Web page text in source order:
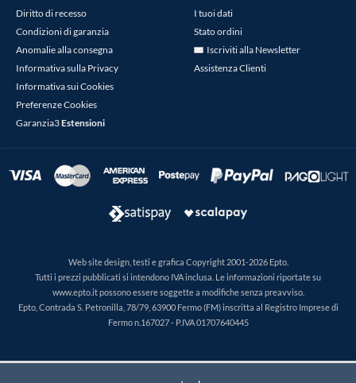
Diritto di recesso
Condizioni di garanzia
Anomalie alla consegna
Informativa sulla Privacy
Informativa sui Cookies
Preferenze Cookies
Garanzia3Estensioni
I tuoi dati
Stato ordini
Iscriviti alla Newsletter
Assistenza Clienti
Web site design, testi e grafica Copyright 2001-2026 Epto.
Tutti i prezzi pubblicati si intendono IVA inclusa. Le informazioni riportate su
www.epto.it possono essere soggette a modifiche senza preavviso.
Epto, Contrada S. Petronilla, 78/79, 63900 Fermo (FM) inscritta al Registro Imprese di
Fermo n.167027 - P.IVA 01707640445